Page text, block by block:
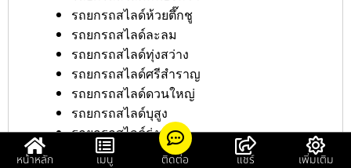
รถยกรถสไลด์ห้วยตึ๊กชู
รถยกรถสไลด์ละลม
รถยกรถสไลด์ทุ่งสว่าง
รถยกรถสไลด์ศรีสำราญ
รถยกรถสไลด์ดวนใหญ่
รถยกรถสไลด์บุสูง
รถยกรถสไลด์รุ่งระวี
รถยกรถสไลด์ธาตุ
หน้าหลัก เมนู ติดต่อ แชร์ เพิ่มเติม